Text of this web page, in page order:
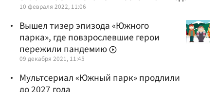
10 февраля 2022, 11:06
Вышел тизер эпизода «Южного
парка», где повзрослевшие герои
пережили пандемию
09 декабря 2021, 11:45
Мультсериал «Южный парк» продлили